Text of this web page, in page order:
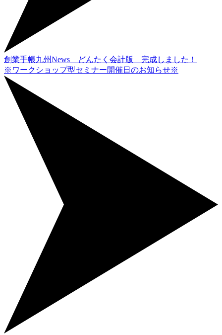
創業手帳九州News どんたく会計版 完成しました！
※ワークショップ型セミナー開催日のお知らせ※